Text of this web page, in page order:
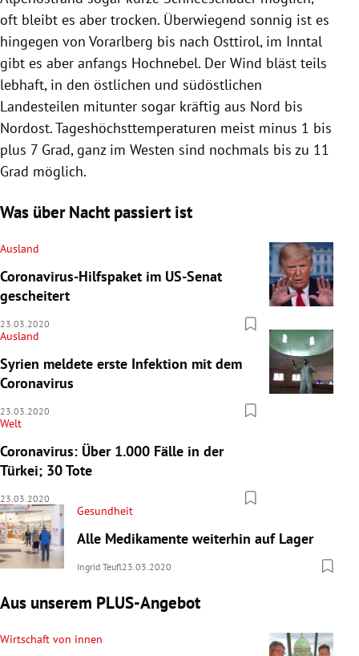
oft bleibt es aber trocken. Überwiegend sonnig ist es
hingegen von Vorarlberg bis nach Osttirol, im Inntal
gibt es aber anfangs Hochnebel. Der Wind bläst teils
lebhaft, in den östlichen und südöstlichen
Landesteilen mitunter sogar kräftig aus Nord bis
Nordost. Tageshöchsttemperaturen meist minus 1 bis
plus 7 Grad, ganz im Westen sind nochmals bis zu 11
Grad möglich.
Was über Nacht passiert ist
Ausland
Coronavirus-Hilfspaket im US-Senat
gescheitert
23.03.2020
Ausland
Syrien meldete erste Infektion mit dem
Coronavirus
23.03.2020
Welt
Coronavirus: Über 1.000 Fälle in der
Türkei; 30 Tote
23.03.2020
Gesundheit
Alle Medikamente weiterhin auf Lager
Ingrid Teufl23.03.2020
Aus unserem PLUS-Angebot
Wirtschaft von innen